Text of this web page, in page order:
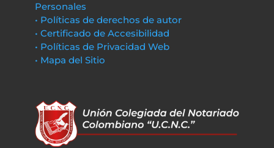
Personales
• Políticas de derechos de autor
• Certificado de Accesibilidad
• Políticas de Privacidad Web
• Mapa del Sitio